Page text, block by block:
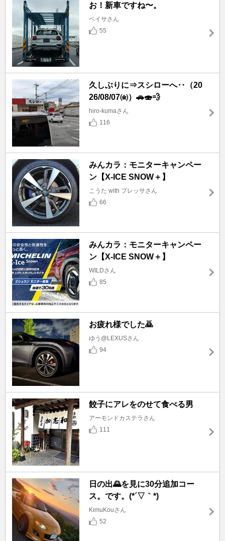
お！新車ですね〜。
ベイサさん
55
久しぶりに⇒スシローへ‥（20
26/08/07㈮）🚗🍣💨
hiro-kumaさん
116
みんカラ：モニターキャンペー
ン【X-ICE SNOW＋】
こうた with プレッサさん
66
みんカラ：モニターキャンペー
ン【X-ICE SNOW＋】
WILDさん
85
お疲れ様でした🙇
ゆう@LEXUSさん
94
餃子にアレをのせて食べる男
アーモンドカステラさん
111
日の出🌄を見に30分追加コー
ス。です。(*´▽｀*)
KimuKouさん
52